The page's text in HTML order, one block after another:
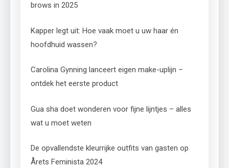
brows in 2025
Kapper legt uit: Hoe vaak moet u uw haar én
hoofdhuid wassen?
Carolina Gynning lanceert eigen make-uplijn –
ontdek het eerste product
Gua sha doet wonderen voor fijne lijntjes – alles
wat u moet weten
De opvallendste kleurrijke outfits van gasten op
Årets Feminista 2024